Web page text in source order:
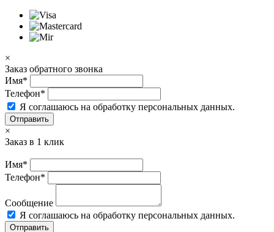
×
Заказ обратного звонка
Имя*
Телефон*
Я соглашаюсь на обработку персональных данных.
Отправить
×
Заказ в 1 клик
Имя*
Телефон*
Сообщение
Я соглашаюсь на обработку персональных данных.
Отправить